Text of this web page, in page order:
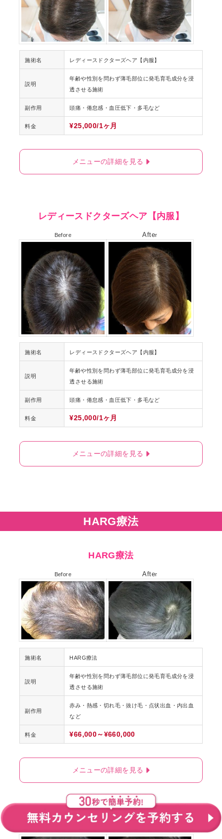
施術名 レディースドクターズヘア【内服】
説明
年齢や性別を問わず薄毛部位に発毛育毛成分を浸
透させる施術
副作用 頭痛・倦怠感・血圧低下・多毛など
料金 ¥25,000/1ヶ月
メニューの詳細を見る
レディースドクターズヘア【内服】
Before After
施術名 レディースドクターズヘア【内服】
説明
年齢や性別を問わず薄毛部位に発毛育毛成分を浸
透させる施術
副作用 頭痛・倦怠感・血圧低下・多毛など
料金 ¥25,000/1ヶ月
メニューの詳細を見る
HARG療法
HARG療法
Before After
施術名 HARG療法
説明
年齢や性別を問わず薄毛部位に発毛育毛成分を浸
透させる施術
副作用
赤み・熱感・切れ毛・抜け毛・点状出血・内出血
など
料金 ¥66,000～¥660,000
メニューの詳細を見る
HARG療法